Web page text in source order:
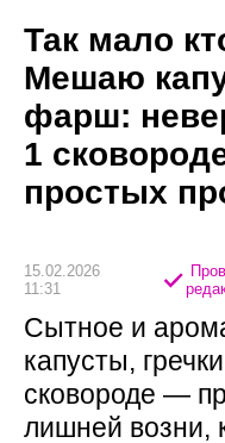
Так мало
Мешаю
фарш:
1
простых
15.02.2026
11:31
Сытное и
капусты,
сковороде —
лишней возни,